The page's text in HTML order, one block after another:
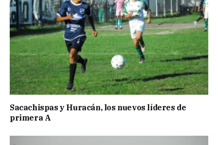
Sacachispas y Huracán, los nuevos líderes de
primera A